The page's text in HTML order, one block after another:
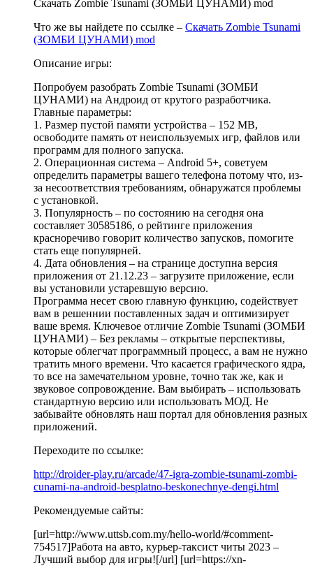
Скачать Zombie Tsunami (ЗОМБИ ЦУНАМИ) mod
Что же вы найдете по ссылке – Скачать Zombie Tsunami
(ЗОМБИ ЦУНАМИ) mod
Описание игры:
Попробуем разобрать Zombie Tsunami (ЗОМБИ
ЦУНАМИ) на Андроид от крутого разработчика.
Главные параметры:
1. Размер пустой памяти устройства – 152 MB,
освободите память от неиспользуемых игр, файлов или
программ для полного запуска.
2. Операционная система – Android 5+, советуем
определить параметры вашего телефона потому что, из-
за несоответствия требованиям, обнаружатся проблемы
с установкой.
3. Популярность – по состоянию на сегодня она
составляет 30585186, о рейтинге приложения
красноречиво говорит количество запусков, помогите
стать еще популярней.
4. Дата обновления – на странице доступна версия
приложения от 21.12.23 – загрузите приложение, если
вы установили устаревшую версию.
Программа несет свою главную функцию, содействует
вам в решеннии поставленных задач и оптимизирует
ваше время. Ключевое отличие Zombie Tsunami (ЗОМБИ
ЦУНАМИ) – Без рекламы – открытые перспективы,
которые облегчат программный процесс, а вам не нужно
тратить много времени. Что касается графического ядра,
то все на замечательном уровне, точно так же, как и
звуковое сопровождение. Вам выбирать – использовать
стандартную версию или использовать МОД. Не
забывайте обновлять наш портал для обновления разных
приложений.
Переходите по ссылке:
http://droider-play.ru/arcade/47-igra-zombie-tsunami-zombi-
cunami-na-android-besplatno-beskonechnye-dengi.html
Рекомендуемые сайты:
[url=http://www.uttsb.com.my/hello-world/#comment-
754517]Работа на авто, курьер-таксист читы 2023 –
Лучший выбор для игры![/url] [url=https://xn-